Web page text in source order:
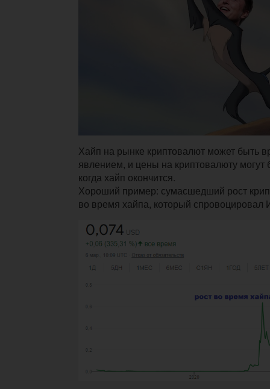
Хайп на рынке криптовалют может быть
явлением, и цены на криптовалюту могут
когда хайп окончится.
Хороший пример: сумасшедший рост
во время хайпа, который спровоцировал